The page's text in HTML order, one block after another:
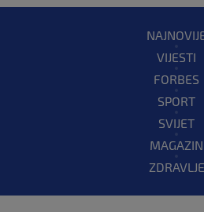
VIJESTI
FORBES
SPORT
SVIJET
MAGAZIN
ZDRAVLJE